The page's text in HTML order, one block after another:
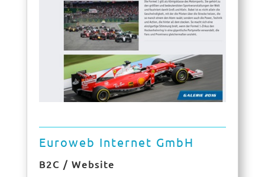
Euroweb Internet GmbH
B2C / Website